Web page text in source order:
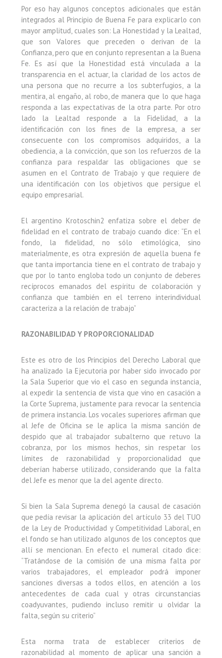
Por eso hay algunos conceptos adicionales que están
integrados al Principio de Buena Fe para explicarlo con
mayor amplitud, cuales son: La Honestidad y la Lealtad,
que son Valores que preceden o derivan de la
Confianza, pero que en conjunto representan a la Buena
Fe. Es así que la Honestidad está vinculada a la
transparencia en el actuar, la claridad de los actos de
una persona que no recurre a los subterfugios, a la
mentira, al engaño, al robo, de manera que lo que haga
responda a las expectativas de la otra parte. Por otro
lado la Lealtad responde a la Fidelidad, a la
identificación con los fines de la empresa, a ser
consecuente con los compromisos adquiridos, a la
obediencia, a la convicción, que son los refuerzos de la
confianza para respaldar las obligaciones que se
asumen en el Contrato de Trabajo y que requiere de
una identificación con los objetivos que persigue el
equipo empresarial.
El argentino Krotoschin2 enfatiza sobre el deber de
fidelidad en el contrato de trabajo cuando dice: “En el
fondo, la fidelidad, no sólo etimológica, sino
materialmente, es otra expresión de aquella buena fe
que tanta importancia tiene en el contrato de trabajo y
que por lo tanto engloba todo un conjunto de deberes
recíprocos emanados del espíritu de colaboración y
confianza que también en el terreno interindividual
caracteriza a la relación de trabajo”
RAZONABILIDAD Y PROPORCIONALIDAD
Este es otro de los Principios del Derecho Laboral que
ha analizado la Ejecutoria por haber sido invocado por
la Sala Superior que vio el caso en segunda instancia,
al expedir la sentencia de vista que vino en casación a
la Corte Suprema, justamente para revocar la sentencia
de primera instancia. Los vocales superiores afirman que
al Jefe de Oficina se le aplica la misma sanción de
despido que al trabajador subalterno que retuvo la
cobranza, por los mismos hechos, sin respetar los
límites de razonabilidad y proporcionalidad que
deberían haberse utilizado, considerando que la falta
del Jefe es menor que la del agente directo.
Si bien la Sala Suprema denegó la causal de casación
que pedía revisar la aplicación del artículo 33 del TUO
de la Ley de Productividad y Competitividad Laboral, en
el fondo se han utilizado algunos de los conceptos que
allí se mencionan. En efecto el numeral citado dice:
“Tratándose de la comisión de una misma falta por
varios trabajadores, el empleador podrá imponer
sanciones diversas a todos ellos, en atención a los
antecedentes de cada cual y otras circunstancias
coadyuvantes, pudiendo incluso remitir u olvidar la
falta, según su criterio”
Esta norma trata de establecer criterios de
razonabilidad al momento de aplicar una sanción a